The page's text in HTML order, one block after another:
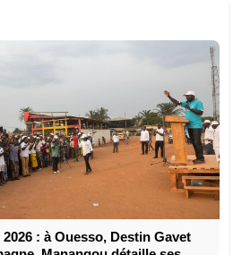
: à Ouesso, Destin Gavet